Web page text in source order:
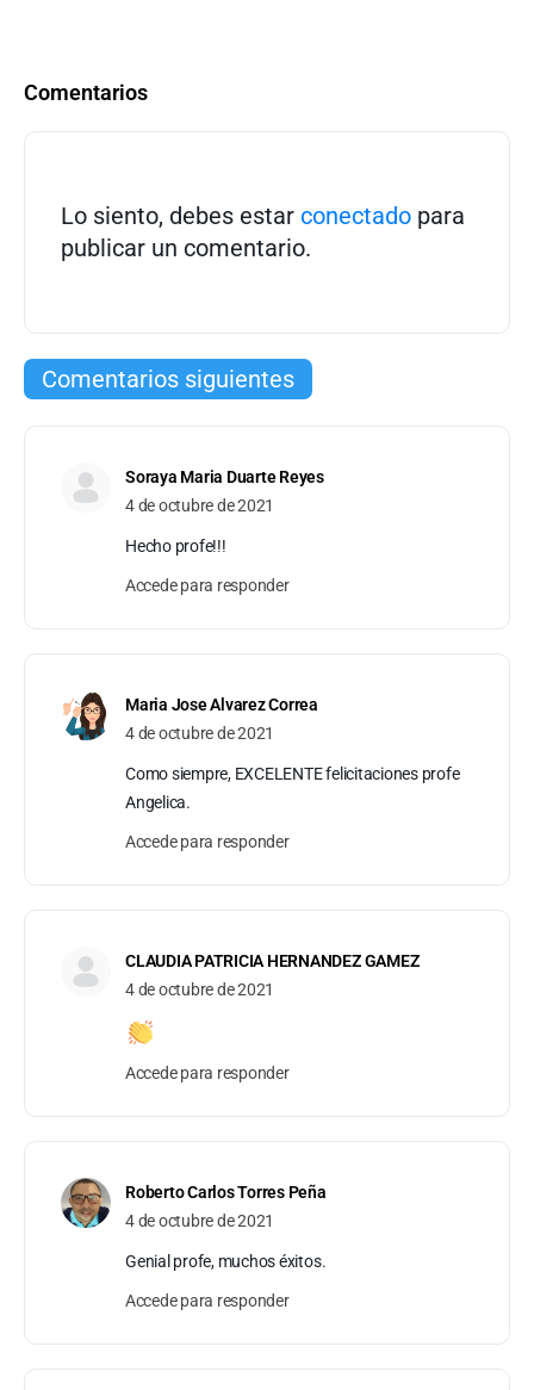
Comentarios
Lo siento, debes estar conectado para
publicar un comentario.
Comentarios siguientes
Soraya Maria Duarte Reyes
4 de octubre de 2021
Hecho profe!!!
Accede para responder
Maria Jose Alvarez Correa
4 de octubre de 2021
Como siempre, EXCELENTE felicitaciones profe
Angelica.
Accede para responder
CLAUDIA PATRICIA HERNANDEZ GAMEZ
4 de octubre de 2021
Accede para responder
Roberto Carlos Torres Peña
4 de octubre de 2021
Genial profe, muchos éxitos.
Accede para responder